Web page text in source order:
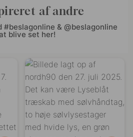
af andre
#beslagonline & @beslagonline
blive set her!